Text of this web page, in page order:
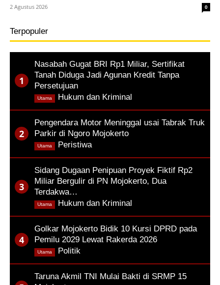
2 Agustus 2026 0
Terpopuler
Nasabah Gugat BRI Rp1 Miliar, Sertifikat
Tanah Diduga Jadi Agunan Kredit Tanpa
Persetujuan
Hukum dan Kriminal
Utama
Pengendara Motor Meninggal usai Tabrak Truk
Parkir di Ngoro Mojokerto
Peristiwa
Utama
Sidang Dugaan Penipuan Proyek Fiktif Rp2
Miliar Bergulir di PN Mojokerto, Dua
Terdakwa…
Hukum dan Kriminal
Utama
Golkar Mojokerto Bidik 10 Kursi DPRD pada
Pemilu 2029 Lewat Rakerda 2026
Politik
Utama
Taruna Akmil TNI Mulai Bakti di SRMP 15